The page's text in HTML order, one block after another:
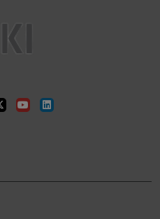
YoutubeLinkedin